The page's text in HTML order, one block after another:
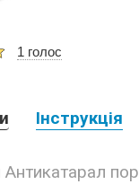
1 голос
Інструкція
Антикатарал